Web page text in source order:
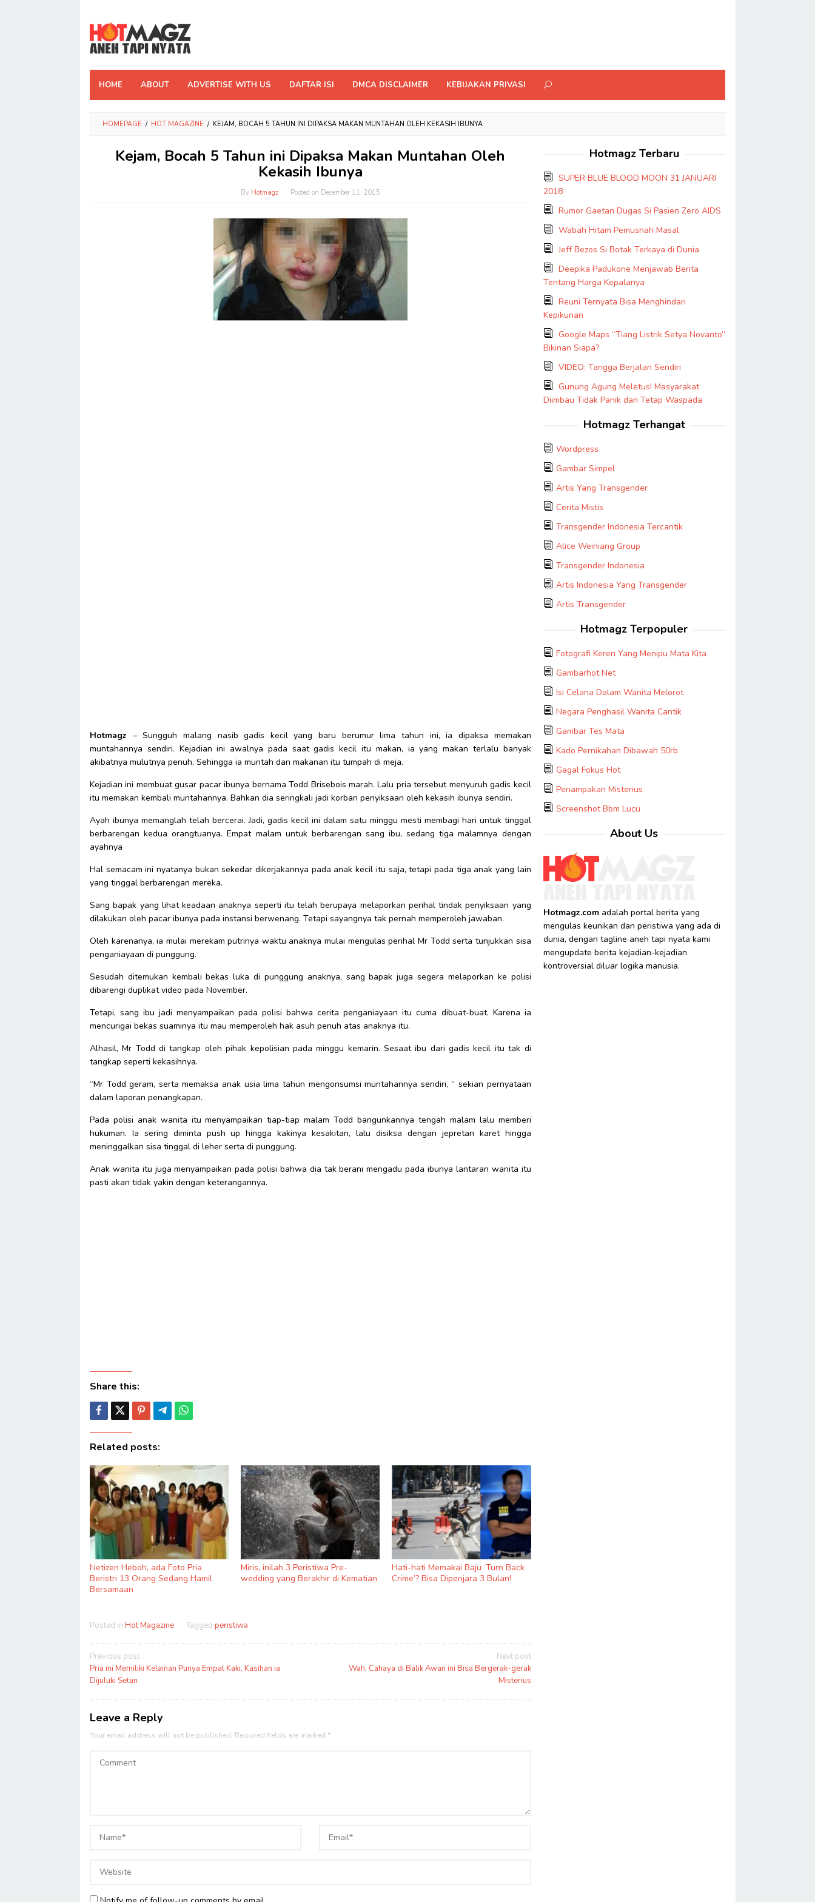
content
HOME ABOUT ADVERTISE WITH US DAFTAR ISI DMCA DISCLAIMER KEBIJAKAN PRIVASI
HOMEPAGE / HOT MAGAZINE / KEJAM, BOCAH 5 TAHUN INI DIPAKSA MAKAN MUNTAHAN OLEH KEKASIH IBUNYA
Kejam, Bocah 5 Tahun ini Dipaksa Makan Muntahan Oleh
Kekasih Ibunya
By Hotmagz Posted on December 11, 2015
Hotmagz – Sungguh malang nasib gadis kecil yang baru berumur lima tahun ini, ia dipaksa memakan
muntahannya sendiri. Kejadian ini awalnya pada saat gadis kecil itu makan, ia yang makan terlalu banyak
akibatnya mulutnya penuh. Sehingga ia muntah dan makanan itu tumpah di meja.
Kejadian ini membuat gusar pacar ibunya bernama Todd Brisebois marah. Lalu pria tersebut menyuruh gadis kecil
itu memakan kembali muntahannya. Bahkan dia seringkali jadi korban penyiksaan oleh kekasih ibunya sendiri.
Ayah ibunya memanglah telah bercerai. Jadi, gadis kecil ini dalam satu minggu mesti membagi hari untuk tinggal
berbarengan kedua orangtuanya. Empat malam untuk berbarengan sang ibu, sedang tiga malamnya dengan
ayahnya
Hal semacam ini nyatanya bukan sekedar dikerjakannya pada anak kecil itu saja, tetapi pada tiga anak yang lain
yang tinggal berbarengan mereka.
Sang bapak yang lihat keadaan anaknya seperti itu telah berupaya melaporkan perihal tindak penyiksaan yang
dilakukan oleh pacar ibunya pada instansi berwenang. Tetapi sayangnya tak pernah memperoleh jawaban.
Oleh karenanya, ia mulai merekam putrinya waktu anaknya mulai mengulas perihal Mr Todd serta tunjukkan sisa
penganiayaan di punggung.
Sesudah ditemukan kembali bekas luka di punggung anaknya, sang bapak juga segera melaporkan ke polisi
dibarengi duplikat video pada November.
Tetapi, sang ibu jadi menyampaikan pada polisi bahwa cerita penganiayaan itu cuma dibuat-buat. Karena ia
mencurigai bekas suaminya itu mau memperoleh hak asuh penuh atas anaknya itu.
Alhasil, Mr Todd di tangkap oleh pihak kepolisian pada minggu kemarin. Sesaat ibu dari gadis kecil itu tak di
tangkap seperti kekasihnya.
“Mr Todd geram, serta memaksa anak usia lima tahun mengonsumsi muntahannya sendiri, ” sekian pernyataan
dalam laporan penangkapan.
Pada polisi anak wanita itu menyampaikan tiap-tiap malam Todd bangunkannya tengah malam lalu memberi
hukuman. Ia sering diminta push up hingga kakinya kesakitan, lalu disiksa dengan jepretan karet hingga
meninggalkan sisa tinggal di leher serta di punggung.
Anak wanita itu juga menyampaikan pada polisi bahwa dia tak berani mengadu pada ibunya lantaran wanita itu
pasti akan tidak yakin dengan keterangannya.
Share this:
Related posts:
Netizen Heboh, ada Foto Pria
Beristri 13 Orang Sedang Hamil
Bersamaan
Miris, inilah 3 Peristiwa Pre-
wedding yang Berakhir di Kematian
Hati-hati Memakai Baju ‘Turn Back
Crime’? Bisa Dipenjara 3 Bulan!
Posted in Hot Magazine Tagged peristiwa
Post
navigation
Previous post
Pria ini Memiliki Kelainan Punya Empat Kaki, Kasihan ia
Dijuluki Setan
Next post
Wah, Cahaya di Balik Awan ini Bisa Bergerak-gerak
Misterius
Leave a Reply
Your email address will not be published. Required fields are marked *
Hotmagz Terbaru
SUPER BLUE BLOOD MOON 31 JANUARI
2018
Rumor Gaetan Dugas Si Pasien Zero AIDS
Wabah Hitam Pemusnah Masal
Jeff Bezos Si Botak Terkaya di Dunia
Deepika Padukone Menjawab Berita
Tentang Harga Kepalanya
Reuni Ternyata Bisa Menghindari
Kepikunan
Google Maps “Tiang Listrik Setya Novanto”
Bikinan Siapa?
VIDEO: Tangga Berjalan Sendiri
Gunung Agung Meletus! Masyarakat
Diimbau Tidak Panik dan Tetap Waspada
Hotmagz Terhangat
Wordpress
Gambar Simpel
Artis Yang Transgender
Cerita Mistis
Transgender Indonesia Tercantik
Alice Weiniang Group
Transgender Indonesia
Artis Indonesia Yang Transgender
Artis Transgender
Hotmagz Terpopuler
Fotografi Keren Yang Menipu Mata Kita
Gambarhot Net
Isi Celana Dalam Wanita Melorot
Negara Penghasil Wanita Cantik
Gambar Tes Mata
Kado Pernikahan Dibawah 50rb
Gagal Fokus Hot
Penampakan Misterius
Screenshot Bbm Lucu
About Us
Hotmagz.comadalah portal berita yang
mengulas keunikan dan peristiwa yang ada di
dunia, dengan tagline aneh tapi nyata kami
mengupdate berita kejadian-kejadian
kontroversial diluar logika manusia.